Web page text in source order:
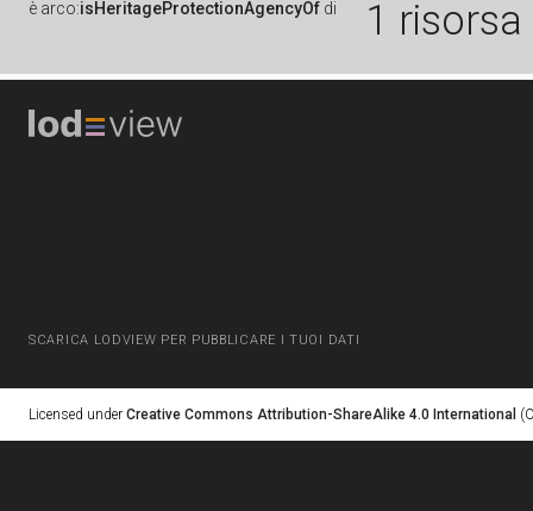
è arco:isHeritageProtectionAgencyOf di 1 risorsa
SCARICA LODVIEW PER PUBBLICARE I TUOI DATI
Licensed under Creative Commons Attribution-ShareAlike 4.0 International